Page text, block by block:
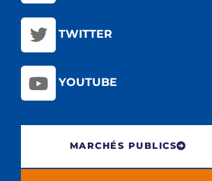
TWITTER
YOUTUBE
MARCHÉS PUBLICS